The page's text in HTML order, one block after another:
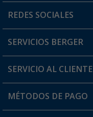
Horario de atención al cliente:
¿Tienes alguna duda?
REDES SOCIALES
SERVICIOS BERGER
Conviértete en distribuidor
Mi cuenta
SERVICIO AL CLIENTE
FAQ y Contacto
MÉTODOS DE PAGO